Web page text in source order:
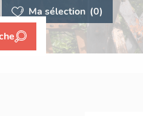
Ma sélection (0)